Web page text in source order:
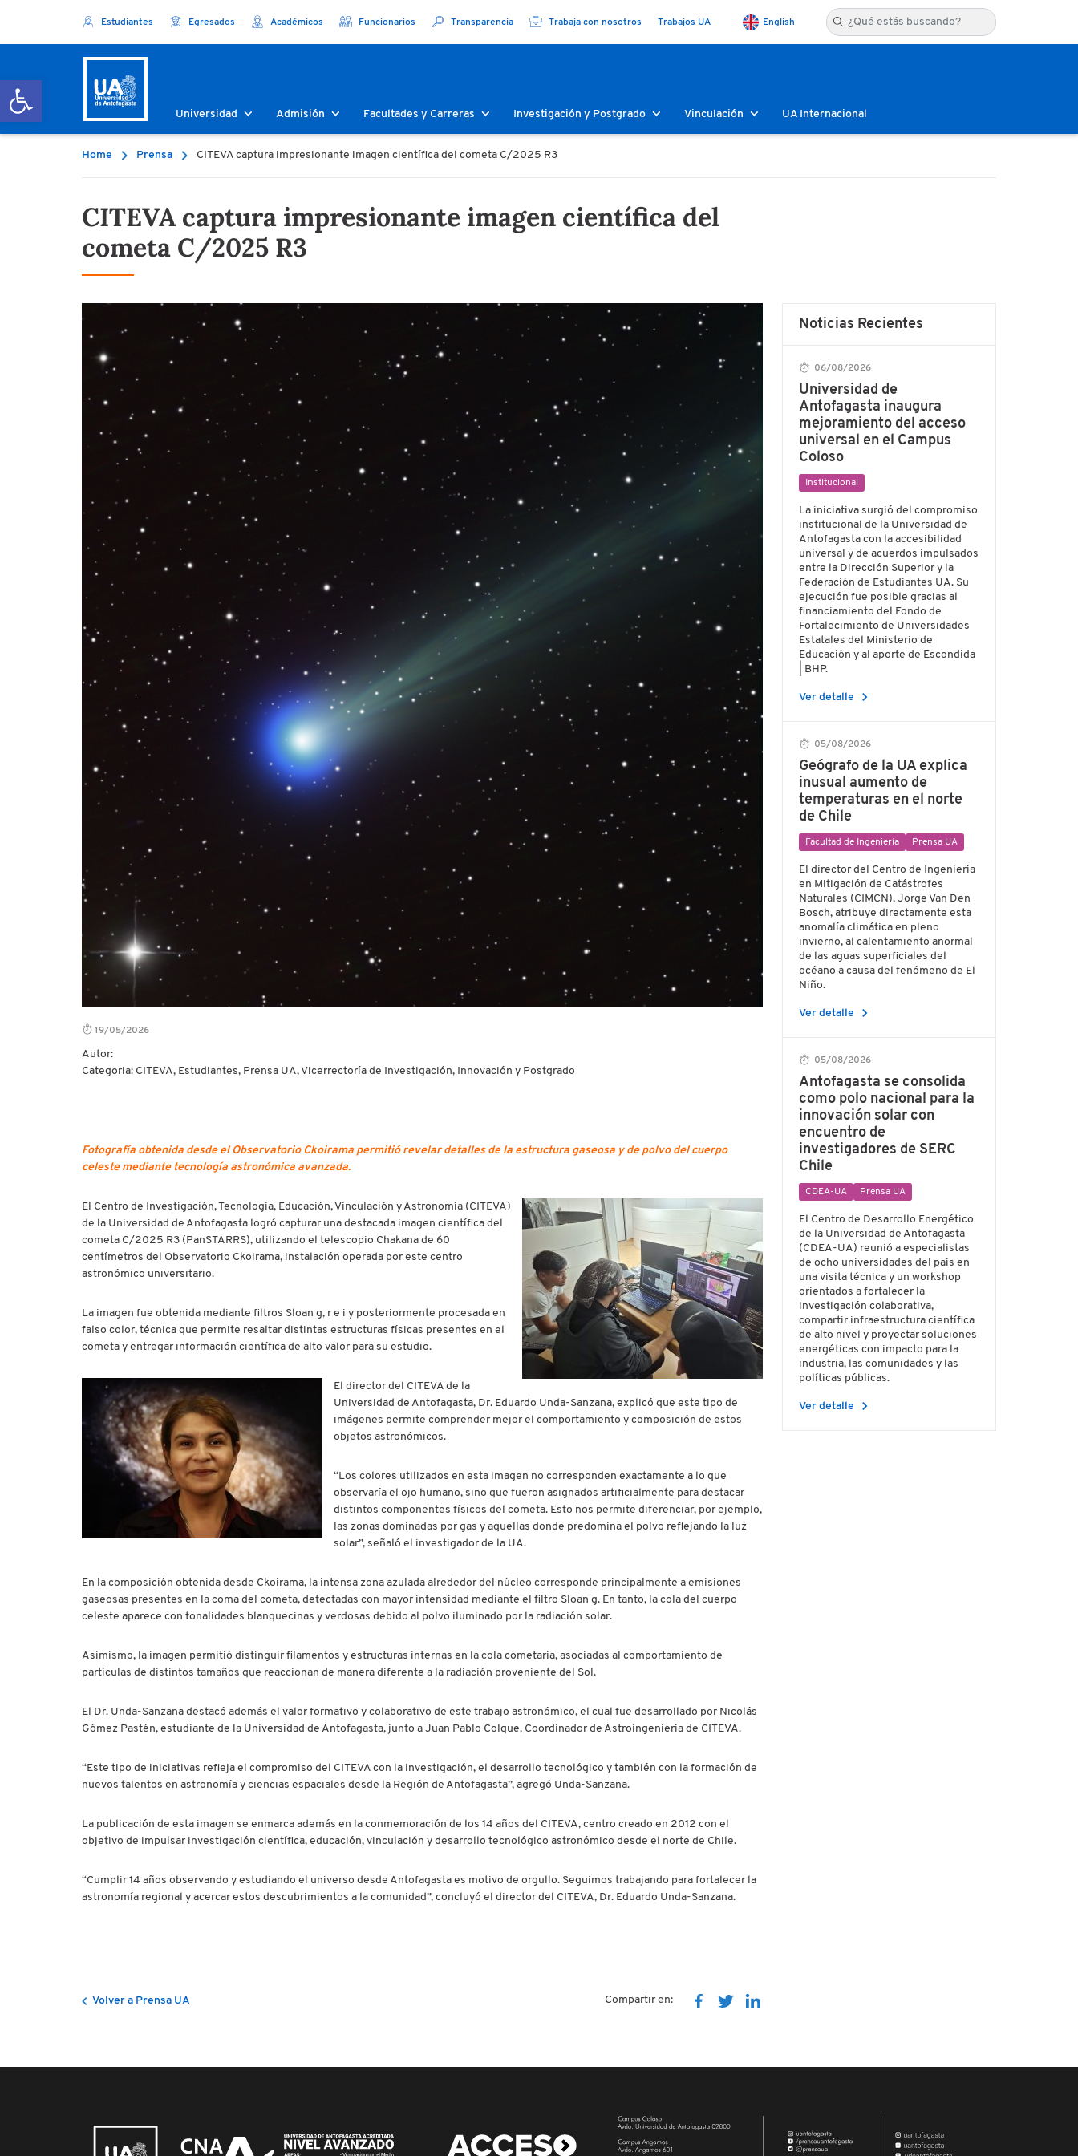
Abrir barra de herramientas
Estudiantes Egresados Académicos Funcionarios Transparencia Trabaja con nosotros Trabajos UA English
Universidad Admisión Facultades y Carreras Investigación y Postgrado Vinculación UA Internacional
Home Prensa CITEVA captura impresionante imagen científica del cometa C/2025 R3
CITEVA captura impresionante imagen científica del
cometa C/2025 R3
19/05/2026
Autor:
Categoria: CITEVA, Estudiantes, Prensa UA, Vicerrectoría de Investigación, Innovación y Postgrado
Fotografía obtenida desde el Observatorio Ckoirama permitió revelar detalles de la estructura gaseosa y de polvo del cuerpo
celeste mediante tecnología astronómica avanzada.
El Centro de Investigación, Tecnología, Educación, Vinculación y Astronomía (CITEVA)
de la Universidad de Antofagasta logró capturar una destacada imagen científica del
cometa C/2025 R3 (PanSTARRS), utilizando el telescopio Chakana de 60
centímetros del Observatorio Ckoirama, instalación operada por este centro
astronómico universitario.
La imagen fue obtenida mediante filtros Sloan g, r e i y posteriormente procesada en
falso color, técnica que permite resaltar distintas estructuras físicas presentes en el
cometa y entregar información científica de alto valor para su estudio.
El director del CITEVA de la
Universidad de Antofagasta, Dr. Eduardo Unda-Sanzana, explicó que este tipo de
imágenes permite comprender mejor el comportamiento y composición de estos
objetos astronómicos.
“Los colores utilizados en esta imagen no corresponden exactamente a lo que
observaría el ojo humano, sino que fueron asignados artificialmente para destacar
distintos componentes físicos del cometa. Esto nos permite diferenciar, por ejemplo,
las zonas dominadas por gas y aquellas donde predomina el polvo reflejando la luz
solar”, señaló el investigador de la UA.
En la composición obtenida desde Ckoirama, la intensa zona azulada alrededor del núcleo corresponde principalmente a emisiones
gaseosas presentes en la coma del cometa, detectadas con mayor intensidad mediante el filtro Sloan g. En tanto, la cola del cuerpo
celeste aparece con tonalidades blanquecinas y verdosas debido al polvo iluminado por la radiación solar.
Asimismo, la imagen permitió distinguir filamentos y estructuras internas en la cola cometaria, asociadas al comportamiento de
partículas de distintos tamaños que reaccionan de manera diferente a la radiación proveniente del Sol.
El Dr. Unda-Sanzana destacó además el valor formativo y colaborativo de este trabajo astronómico, el cual fue desarrollado por Nicolás
Gómez Pastén, estudiante de la Universidad de Antofagasta, junto a Juan Pablo Colque, Coordinador de Astroingeniería de CITEVA.
“Este tipo de iniciativas refleja el compromiso del CITEVA con la investigación, el desarrollo tecnológico y también con la formación de
nuevos talentos en astronomía y ciencias espaciales desde la Región de Antofagasta”, agregó Unda-Sanzana.
La publicación de esta imagen se enmarca además en la conmemoración de los 14 años del CITEVA, centro creado en 2012 con el
objetivo de impulsar investigación científica, educación, vinculación y desarrollo tecnológico astronómico desde el norte de Chile.
“Cumplir 14 años observando y estudiando el universo desde Antofagasta es motivo de orgullo. Seguimos trabajando para fortalecer la
astronomía regional y acercar estos descubrimientos a la comunidad”, concluyó el director del CITEVA, Dr. Eduardo Unda-Sanzana.
Volver a Prensa UA Compartir en:
Noticias Recientes
06/08/2026
Universidad de
Antofagasta inaugura
mejoramiento del acceso
universal en el Campus
Coloso
Institucional
La iniciativa surgió del compromiso
institucional de la Universidad de
Antofagasta con la accesibilidad
universal y de acuerdos impulsados
entre la Dirección Superior y la
Federación de Estudiantes UA. Su
ejecución fue posible gracias al
financiamiento del Fondo de
Fortalecimiento de Universidades
Estatales del Ministerio de
Educación y al aporte de Escondida
| BHP.
Ver detalle chevron_right
05/08/2026
Geógrafo de la UA explica
inusual aumento de
temperaturas en el norte
de Chile
Facultad de Ingeniería Prensa UA
El director del Centro de Ingeniería
en Mitigación de Catástrofes
Naturales (CIMCN), Jorge Van Den
Bosch, atribuye directamente esta
anomalía climática en pleno
invierno, al calentamiento anormal
de las aguas superficiales del
océano a causa del fenómeno de El
Niño.
Ver detalle chevron_right
05/08/2026
Antofagasta se consolida
como polo nacional para la
innovación solar con
encuentro de
investigadores de SERC
Chile
CDEA-UA Prensa UA
El Centro de Desarrollo Energético
de la Universidad de Antofagasta
(CDEA-UA) reunió a especialistas
de ocho universidades del país en
una visita técnica y un workshop
orientados a fortalecer la
investigación colaborativa,
compartir infraestructura científica
de alto nivel y proyectar soluciones
energéticas con impacto para la
industria, las comunidades y las
políticas públicas.
Ver detalle chevron_right